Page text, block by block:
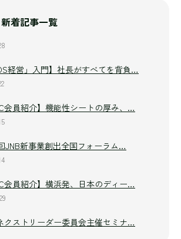
着記事一覧
経営」入門】社長がすべてを背負…
会員紹介】機能性シートの厚み、…
回JNB新事業創出全国フォーラム…
会員紹介】横浜発、日本のディー…
クストリーダー委員会主催セミナ…